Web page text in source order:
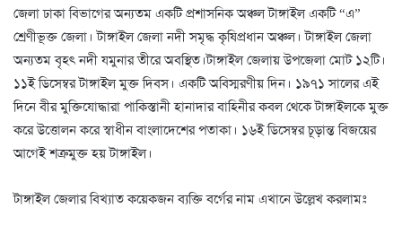
জেলা ঢাকা বিভাগের অন্যতম একটি প্রশাসনিক অঞ্চল টাঙ্গাইল একটি “এ”
শ্রেণীভূক্ত জেলা। টাঙ্গাইল জেলা নদী সমৃদ্ধ কৃষিপ্রধান অঞ্চল। টাঙ্গাইল জেলা
অন্যতম বৃহৎ নদী যমুনার তীরে অবস্থিত।টাঙ্গাইল জেলায় উপজেলা মোট ১২টি।
১১ই ডিসেম্বর টাঙ্গাইল মুক্ত দিবস। একটি অবিস্মরণীয় দিন। ১৯৭১ সালের এই
দিনে বীর মুক্তিযোদ্ধারা পাকিস্তানী হানাদার বাহিনীর কবল থেকে টাঙ্গাইলকে মুক্ত
করে উত্তোলন করে স্বাধীন বাংলাদেশের পতাকা। ১৬ই ডিসেম্বর চূড়ান্ত বিজয়ের
আগেই শত্রুমুক্ত হয় টাঙ্গাইল।
টাঙ্গাইল জেলার বিখ্যাত কয়েকজন ব্যক্তি বর্গের নাম এখানে উল্লেখ করলামঃ